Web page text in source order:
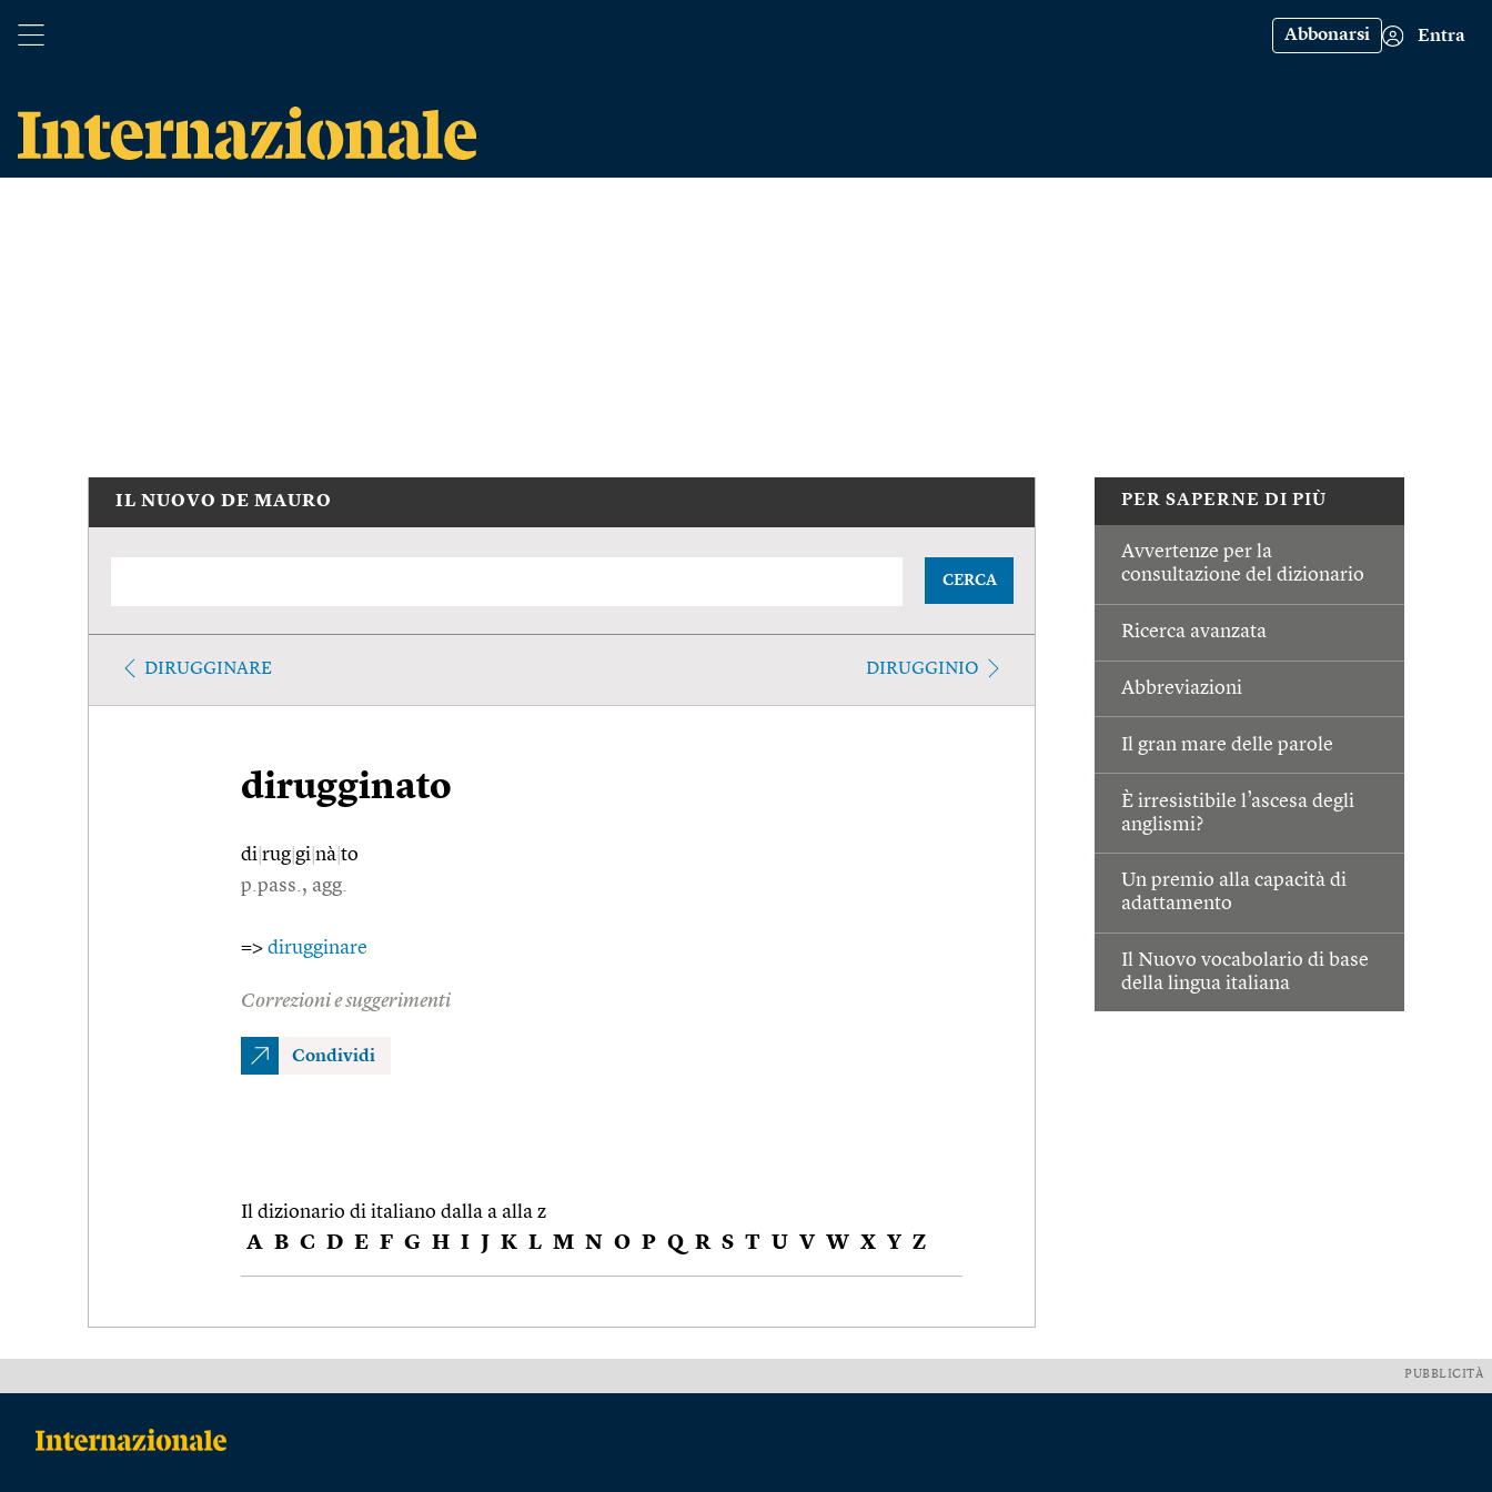
Abbonarsi Entra
PER SAPERNE DI PIÙ
Avvertenze per la
consultazione del dizionario
Ricerca avanzata
Abbreviazioni
Il gran mare delle parole
È irresistibile l’ascesa degli
anglismi?
Un premio alla capacità di
adattamento
Il Nuovo vocabolario di base
della lingua italiana
IL NUOVO DE MAURO
CERCA
DIRUGGINARE DIRUGGINIO
dirugginato
di rug gi nà to
p.pass., agg.
=> dirugginare
Correzioni e suggerimenti
Condividi
Il dizionario di italiano dalla a alla z
A B C D E F G H I J K L M N O P Q R S T U V W X Y Z
PUBBLICITÀ